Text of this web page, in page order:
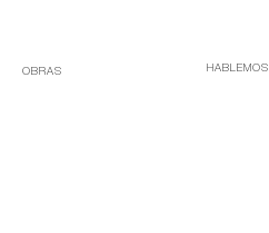
OBRAS HABLEMOS